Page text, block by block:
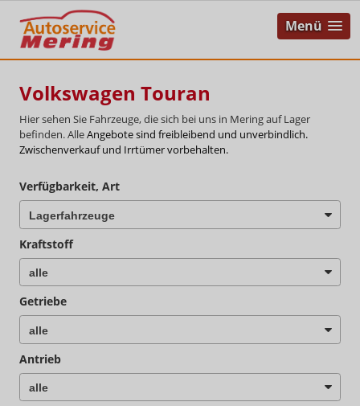
Menü
Volkswagen Touran
Hier sehen Sie Fahrzeuge, die sich bei uns in Mering auf Lager
befinden. AlleAngebote sind freibleibend und unverbindlich.
Zwischenverkauf und Irrtümer vorbehalten.
Verfügbarkeit, Art
Kraftstoff
Getriebe
Antrieb